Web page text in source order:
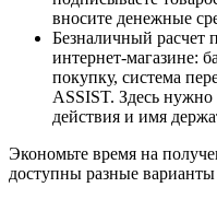
вносите денежные
Безналичный расчет
интернет-магазине:
покупку, система
ASSIST. Здесь
действия и имя
Экономьте время на
доступны разные варианты